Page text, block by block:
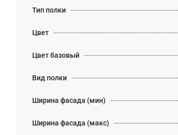
Тип полки
Цвет
Цвет базовый
Вид полки
Ширина фасада (мин)
Ширина фасада (макс)